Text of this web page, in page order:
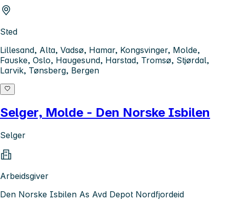
Sted
Lillesand, Alta, Vadsø, Hamar, Kongsvinger, Molde,
Fauske, Oslo, Haugesund, Harstad, Tromsø, Stjørdal,
Larvik, Tønsberg, Bergen
Selger, Molde - Den Norske Isbilen
Selger
Arbeidsgiver
Den Norske Isbilen As Avd Depot Nordfjordeid